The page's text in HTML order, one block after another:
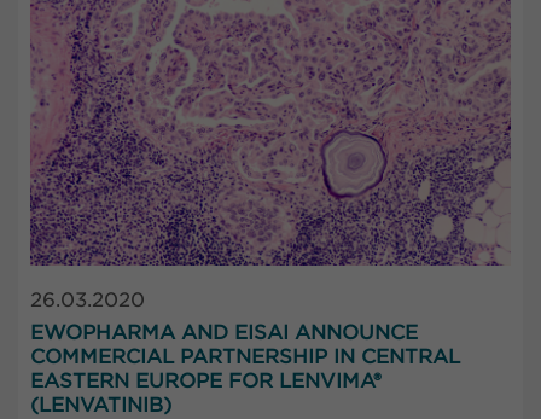
26.03.2020
EWOPHARMA AND EISAI ANNOUNCE
COMMERCIAL PARTNERSHIP IN CENTRAL
EASTERN EUROPE FOR LENVIMA®
(LENVATINIB)